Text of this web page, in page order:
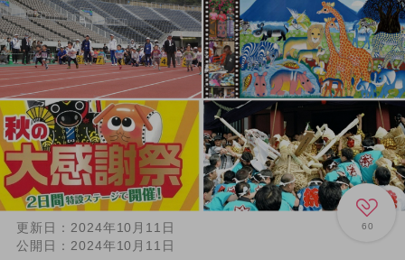
60
更新日： 2024年10月11日
公開日： 2024年10月11日